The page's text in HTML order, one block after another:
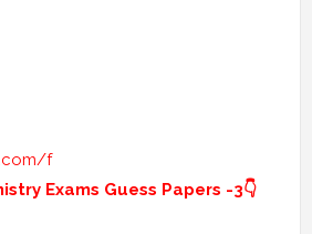
f
Exams Guess Papers -3👇